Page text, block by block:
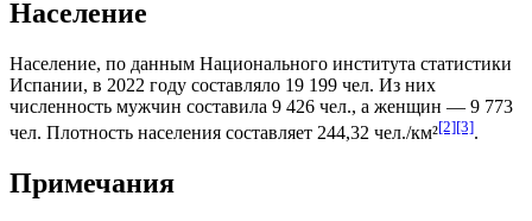
Население
Население, по данным Национального института статистики
Испании, в 2022 году составляло 19 199 чел. Из них
численность мужчин составила 9 426 чел., а женщин — 9 773
чел. Плотность населения составляет 244,32 чел./км²[2][3].
Примечания